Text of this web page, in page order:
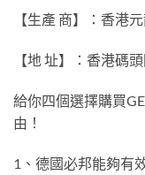
【生產 商】：香港
【地 址】：香港碼
給你四個選擇購買
由！
1、德國必邦能夠有